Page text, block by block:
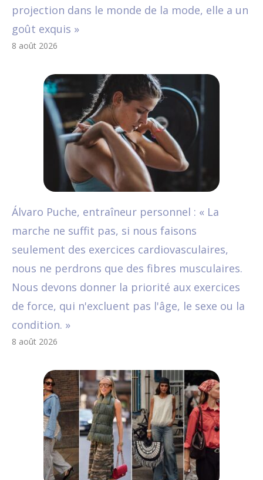
projection dans le monde de la mode, elle a un
goût exquis »
8 août 2026
Álvaro Puche, entraîneur personnel : « La
marche ne suffit pas, si nous faisons
seulement des exercices cardiovasculaires,
nous ne perdrons que des fibres musculaires.
Nous devons donner la priorité aux exercices
de force, qui n'excluent pas l'âge, le sexe ou la
condition. »
8 août 2026